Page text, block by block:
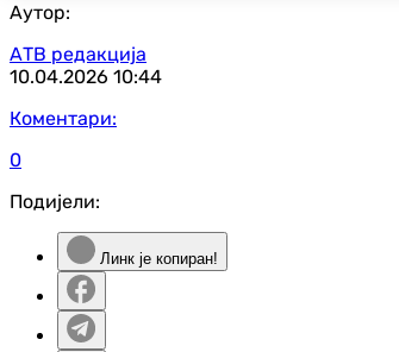
Аутор:
АТВ редакција
10.04.2026 10:44
Коментари:
0
Подијели:
Линк је копиран!